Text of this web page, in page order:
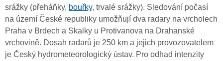
srážky (přeháňky, bouřky, trvalé srážky). Sledování počasí
na území České republiky umožňují dva radary na vrcholech
Praha v Brdech a Skalky u Protivanova na Drahanské
vrchovině. Dosah radarů je 250 km a jejich provozovatelem
je Český hydrometeorologický ústav. Pro odhad intenzity